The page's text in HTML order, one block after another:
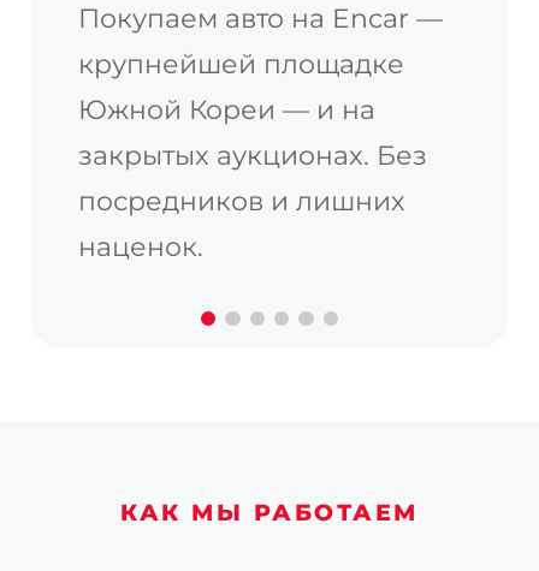
Покупаем авто на Encar —
крупнейшей площадке
Южной Кореи — и на
закрытых аукционах. Без
посредников и лишних
наценок.
КАК МЫ РАБОТАЕМ